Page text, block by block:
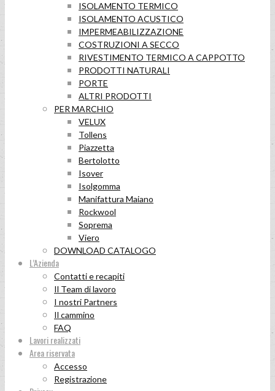
ISOLAMENTO TERMICO
ISOLAMENTO ACUSTICO
IMPERMEABILIZZAZIONE
COSTRUZIONI A SECCO
RIVESTIMENTO TERMICO A CAPPOTTO
PRODOTTI NATURALI
PORTE
ALTRI PRODOTTI
PER MARCHIO
VELUX
Tollens
Piazzetta
Bertolotto
Isover
Isolgomma
Manifattura Maiano
Rockwool
Soprema
Viero
DOWNLOAD CATALOGO
L’Azienda
Contatti e recapiti
Il Team di lavoro
I nostri Partners
Il cammino
FAQ
Lavori realizzati
Area riservata
Accesso
Registrazione